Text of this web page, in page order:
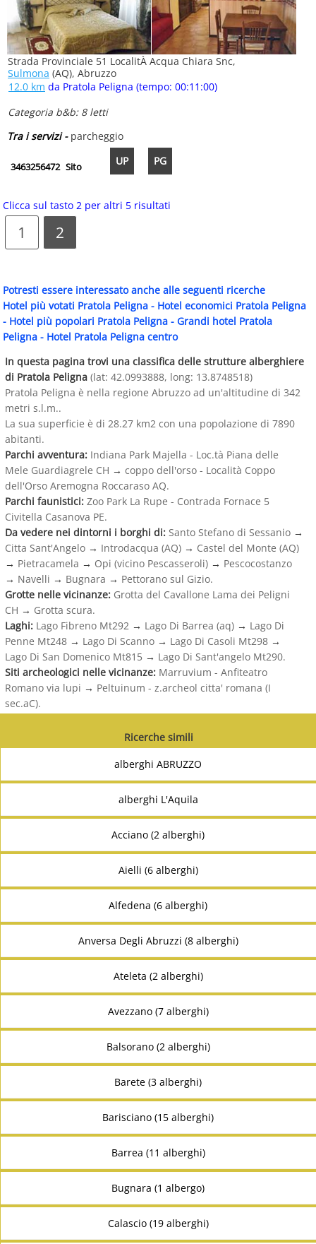
UP PG
Strada Provinciale 51 LocalitÀ Acqua Chiara Snc,
Sulmona (AQ), Abruzzo
12.0 km da Pratola Peligna (tempo: 00:11:00)
Categoria b&b: 8 letti
Tra i servizi - parcheggio
3463256472 Sito
Clicca sul tasto 2 per altri 5 risultati
1 2
Potresti essere interessato anche alle seguenti ricerche
Hotel più votati Pratola Peligna - Hotel economici Pratola Peligna
- Hotel più popolari Pratola Peligna - Grandi hotel Pratola
Peligna - Hotel Pratola Peligna centro
In questa pagina trovi una classifica delle strutture alberghiere
di Pratola Peligna (lat: 42.0993888, long: 13.8748518)
Pratola Peligna è nella regione Abruzzo ad un'altitudine di 342
metri s.l.m..
La sua superficie è di 28.27 km2 con una popolazione di 7890
abitanti.
Parchi avventura: Indiana Park Majella - Loc.tà Piana delle
Mele Guardiagrele CH → coppo dell'orso - Località Coppo
dell'Orso Aremogna Roccaraso AQ.
Parchi faunistici: Zoo Park La Rupe - Contrada Fornace 5
Civitella Casanova PE.
Da vedere nei dintorni i borghi di: Santo Stefano di Sessanio →
Citta Sant'Angelo → Introdacqua (AQ) → Castel del Monte (AQ)
→ Pietracamela → Opi (vicino Pescasseroli) → Pescocostanzo
→ Navelli → Bugnara → Pettorano sul Gizio.
Grotte nelle vicinanze: Grotta del Cavallone Lama dei Peligni
CH → Grotta scura.
Laghi: Lago Fibreno Mt292 → Lago Di Barrea (aq) → Lago Di
Penne Mt248 → Lago Di Scanno → Lago Di Casoli Mt298 →
Lago Di San Domenico Mt815 → Lago Di Sant'angelo Mt290.
Siti archeologici nelle vicinanze: Marruvium - Anfiteatro
Romano via lupi → Peltuinum - z.archeol citta' romana (I
sec.aC).
Ricerche simili
alberghi ABRUZZO
alberghi L'Aquila
Acciano (2 alberghi)
Aielli (6 alberghi)
Alfedena (6 alberghi)
Anversa Degli Abruzzi (8 alberghi)
Ateleta (2 alberghi)
Avezzano (7 alberghi)
Balsorano (2 alberghi)
Barete (3 alberghi)
Barisciano (15 alberghi)
Barrea (11 alberghi)
Bugnara (1 albergo)
Calascio (19 alberghi)